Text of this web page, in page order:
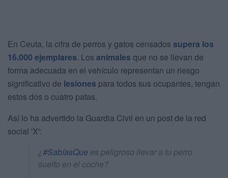
En Ceuta, la cifra de perros y gatos censados supera los
16.000 ejemplares. Los animales que no se llevan de
forma adecuada en el vehículo representan un riesgo
significativo de lesiones para todos sus ocupantes, tengan
estos dos o cuatro patas.
Así lo ha advertido la Guardia Civil en un post de la red
social 'X':
¿#SabíasQue es peligroso llevar a tu perro
suelto en el coche?